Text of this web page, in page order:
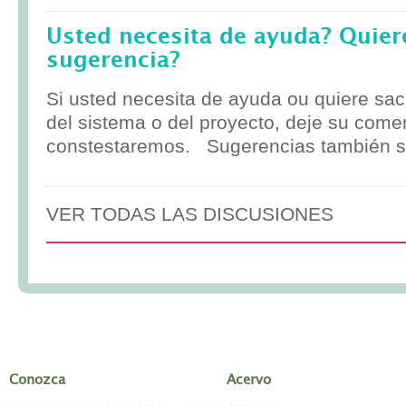
Usted necesita de ayuda?
sugerencia?
Si usted necesita de ayuda ou quiere
del sistema o del proyecto, deje su
constestaremos. Sugerencias también
VER TODAS LAS DISCUSIONES
Conozca Acervo